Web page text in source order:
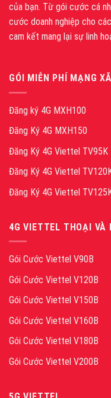
của bạn. Từ gói cước cá
cước doanh nghiệp cho
cam kết mang lại sự linh
GÓI MIỄN PHÍ MẠNG
Đăng ký 4G MXH100
Đăng Ký 4G MXH150
Đăng Ký 4G Viettel TV95K
Đăng Ký 4G Viettel
Đăng Ký 4G Viettel
4G VIETTEL THOẠI VÀ
Gói Cước Viettel V90B
Gói Cước Viettel V120B
Gói Cước Viettel V150B
Gói Cước Viettel V160B
Gói Cước Viettel V180B
Gói Cước Viettel V200B